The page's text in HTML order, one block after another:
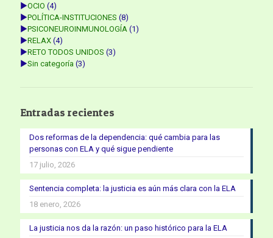
►OCIO (4)
►POLÍTICA-INSTITUCIONES (8)
►PSICONEUROINMUNOLOGÍA (1)
►RELAX (4)
►RETO TODOS UNIDOS (3)
►Sin categoría (3)
Entradas recientes
Dos reformas de la dependencia: qué cambia para las
personas con ELA y qué sigue pendiente
17 julio, 2026
Sentencia completa: la justicia es aún más clara con la ELA
18 enero, 2026
La justicia nos da la razón: un paso histórico para la ELA